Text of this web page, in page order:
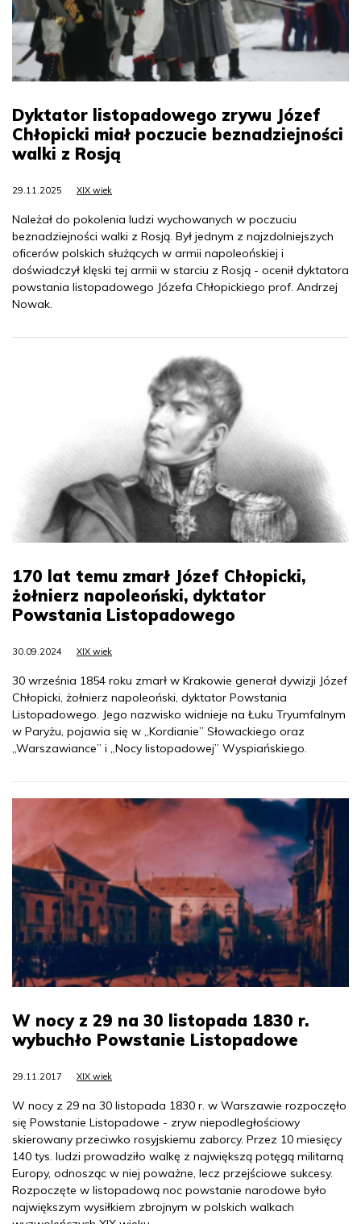
Dyktator listopadowego zrywu Józef
Chłopicki miał poczucie beznadziejności
walki z Rosją
29.11.2025 XIX wiek
Należał do pokolenia ludzi wychowanych w poczuciu
beznadziejności walki z Rosją. Był jednym z najzdolniejszych
oficerów polskich służących w armii napoleońskiej i
doświadczył klęski tej armii w starciu z Rosją - ocenił dyktatora
powstania listopadowego Józefa Chłopickiego prof. Andrzej
Nowak.
170 lat temu zmarł Józef Chłopicki,
żołnierz napoleoński, dyktator
Powstania Listopadowego
30.09.2024 XIX wiek
30 września 1854 roku zmarł w Krakowie generał dywizji Józef
Chłopicki, żołnierz napoleoński, dyktator Powstania
Listopadowego. Jego nazwisko widnieje na Łuku Tryumfalnym
w Paryżu, pojawia się w „Kordianie” Słowackiego oraz
„Warszawiance” i „Nocy listopadowej” Wyspiańskiego.
W nocy z 29 na 30 listopada 1830 r.
wybuchło Powstanie Listopadowe
29.11.2017 XIX wiek
W nocy z 29 na 30 listopada 1830 r. w Warszawie rozpoczęło
się Powstanie Listopadowe - zryw niepodległościowy
skierowany przeciwko rosyjskiemu zaborcy. Przez 10 miesięcy
140 tys. ludzi prowadziło walkę z największą potęgą militarną
Europy, odnosząc w niej poważne, lecz przejściowe sukcesy.
Rozpoczęte w listopadową noc powstanie narodowe było
największym wysiłkiem zbrojnym w polskich walkach